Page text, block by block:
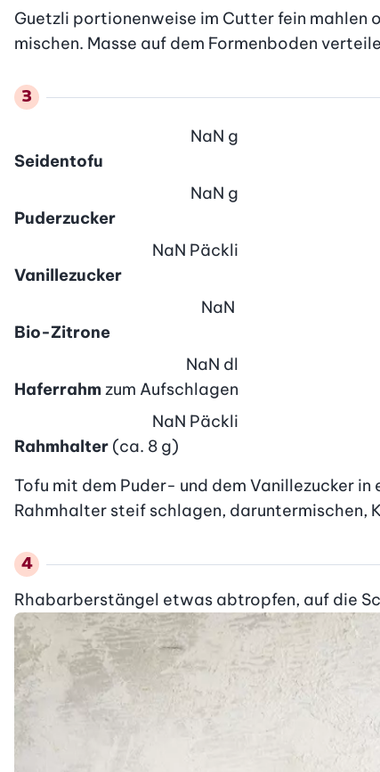
Guetzli portionenweise im Cutter fein mahlen
mischen. Masse auf dem Formenboden
Seidentofu
NaN g
Puderzucker
NaN g
Vanillezucker
NaN Päckli
Bio-Zitrone
NaN
Haferrahm zum Aufschlagen
NaN dl
Rahmhalter (ca. 8 g)
NaN Päckli
Tofu mit dem Puder- und dem Vanillezucker
Rahmhalter steif schlagen, daruntermischen,
Rhabarberstängel etwas abtropfen, auf die